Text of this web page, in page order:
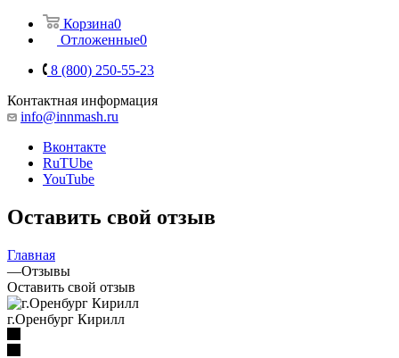
Корзина0
Отложенные0
8 (800) 250-55-23
Контактная информация
info@innmash.ru
Вконтакте
RuTUbe
YouTube
Оставить свой отзыв
Главная
—Отзывы
Оставить свой отзыв
г.Оренбург Кирилл